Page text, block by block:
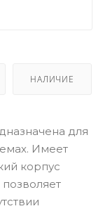
НАЛИЧИЕ
для
Имеет
корпус